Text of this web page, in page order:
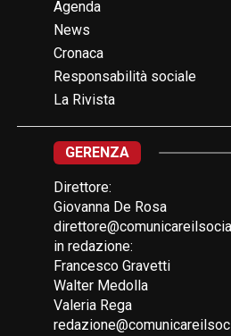
Agenda
News
Cronaca
Responsabilità sociale
La Rivista
GERENZA
Direttore:
Giovanna De Rosa
in redazione:
Francesco Gravetti
Walter Medolla
Valeria Rega